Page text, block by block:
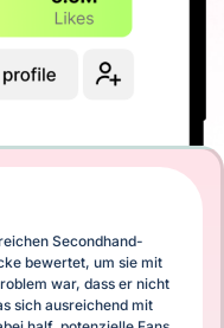
Secondhand-
bewertet, um sie mit
war, dass er nicht
sich ausreichend mit